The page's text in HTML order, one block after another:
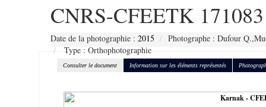
CNRS-CFEETK 171083
Date de la photographie : 2015
Photographe : Dufour
Type : Orthophotographie
Consulter le document Information sur les éléments représentés